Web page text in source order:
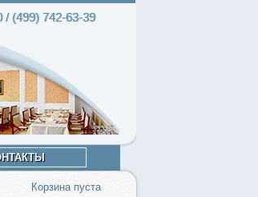
/ (499) 742-63-39
Корзина пуста